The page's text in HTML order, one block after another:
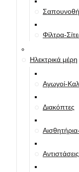
Φίλτρα-
Ηλεκτρικά μέρη
Αγωγοί-
Διακόπτες
Αντιστάσεις